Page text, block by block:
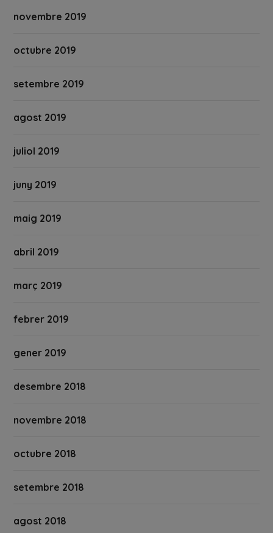
novembre 2019
octubre 2019
setembre 2019
agost 2019
juliol 2019
juny 2019
maig 2019
abril 2019
març 2019
febrer 2019
gener 2019
desembre 2018
novembre 2018
octubre 2018
setembre 2018
agost 2018